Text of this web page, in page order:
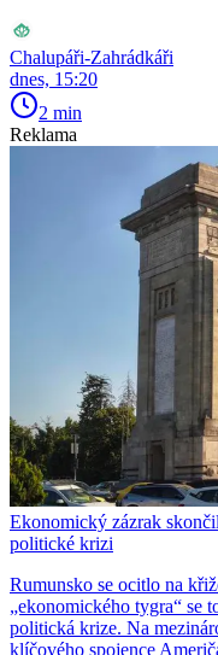
Chalupáři-Zahrádkáři
dnes, 15:20
2 min
Reklama
Ekonomický zázrak
politické krizi
Rumunsko se ocitlo na
„ekonomického tygra“ se
politická krize. Na
klíčového spojence